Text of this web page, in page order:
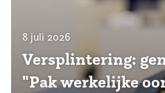
8 juli 2026
Versplintering:
"Pak werkelijke